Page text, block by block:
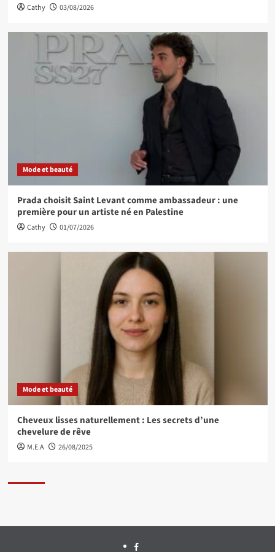
Cathy 03/08/2026
Mode et beauté
Prada choisit Saint Levant comme ambassadeur : une
première pour un artiste né en Palestine
Cathy 01/07/2026
Mode et beauté
Cheveux lisses naturellement : Les secrets d’une
chevelure de rêve
M.E.A 26/08/2025
Facebook